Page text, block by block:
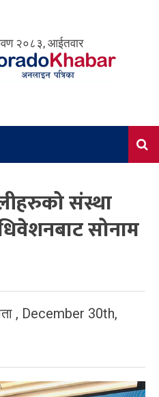
२०८३, आईतवार
संस्था
सोनाम
, December 30th,